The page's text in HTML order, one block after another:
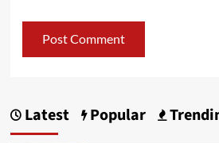
Latest Popular